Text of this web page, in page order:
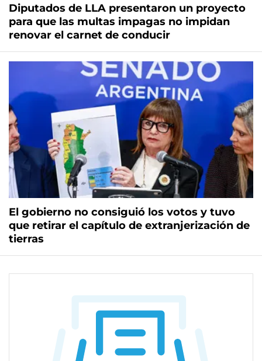
Diputados de LLA presentaron un proyecto
para que las multas impagas no impidan
renovar el carnet de conducir
El gobierno no consiguió los votos y tuvo
que retirar el capítulo de extranjerización de
tierras